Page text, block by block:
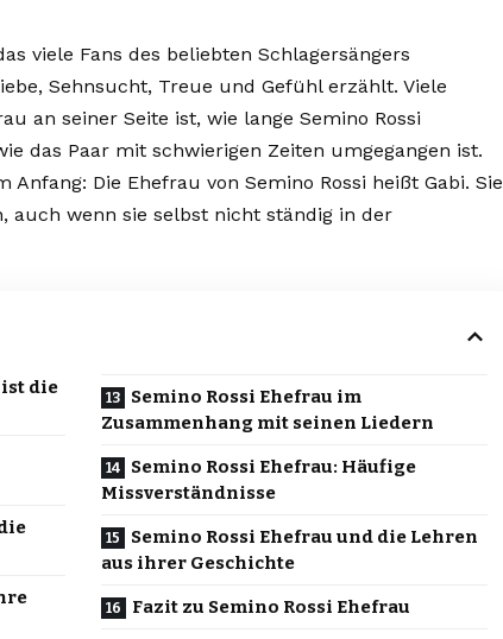
viele Fans des beliebten Schlagersängers
Sehnsucht, Treue und Gefühl erzählt. Viele
an seiner Seite ist, wie lange Semino Rossi
das Paar mit schwierigen Zeiten umgegangen ist.
Die Ehefrau von Semino Rossi heißt Gabi. Sie
auch wenn sie selbst nicht ständig in der
ist die
Semino Rossi Ehefrau im
Zusammenhang mit seinen Liedern
Semino Rossi Ehefrau: Häufige
Missverständnisse
Semino Rossi Ehefrau und die Lehren
aus ihrer Geschichte
Fazit zu Semino Rossi Ehefrau